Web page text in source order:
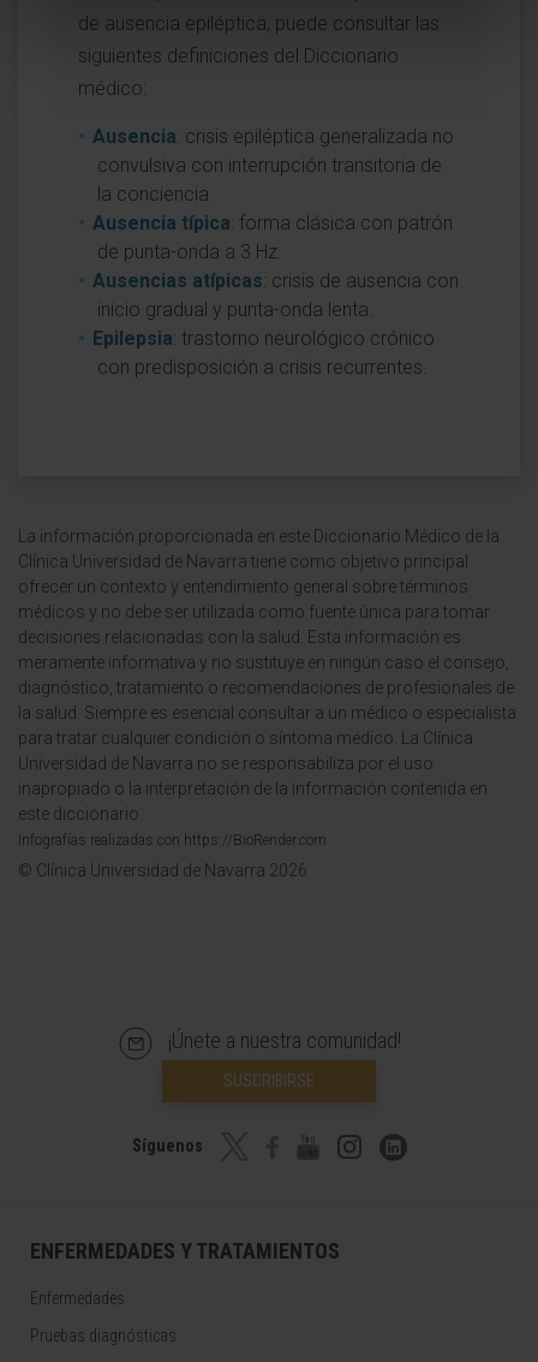
de ausencia epiléptica, puede consultar las
siguientes definiciones del Diccionario
médico:
Ausencia: crisis epiléptica generalizada no
convulsiva con interrupción transitoria de
la conciencia.
Ausencia típica: forma clásica con patrón
de punta-onda a 3 Hz.
Ausencias atípicas: crisis de ausencia con
inicio gradual y punta-onda lenta.
Epilepsia: trastorno neurológico crónico
con predisposición a crisis recurrentes.
La información proporcionada en este Diccionario Médico de la
Clínica Universidad de Navarra tiene como objetivo principal
ofrecer un contexto y entendimiento general sobre términos
médicos y no debe ser utilizada como fuente única para tomar
decisiones relacionadas con la salud. Esta información es
meramente informativa y no sustituye en ningún caso el consejo,
diagnóstico, tratamiento o recomendaciones de profesionales de
la salud. Siempre es esencial consultar a un médico o especialista
para tratar cualquier condición o síntoma médico. La Clínica
Universidad de Navarra no se responsabiliza por el uso
inapropiado o la interpretación de la información contenida en
este diccionario.
Infografías realizadas con https://BioRender.com
© Clínica Universidad de Navarra 2026
¡Únete a nuestra comunidad!
SUSCRIBIRSE
Síguenos
ENFERMEDADES Y TRATAMIENTOS
Enfermedades
Pruebas diagnósticas